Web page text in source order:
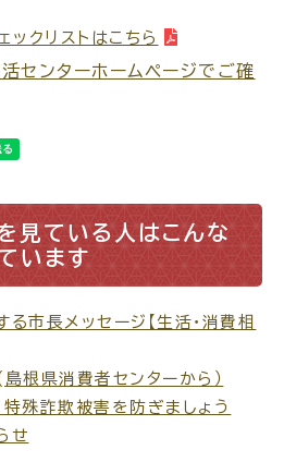
ックリストはこちら
センターホームページでご確
見ている人はこんな
います
市長メッセージ【生活・消費相
根県消費者センターから）
特殊詐欺被害を防ぎましょう
せ